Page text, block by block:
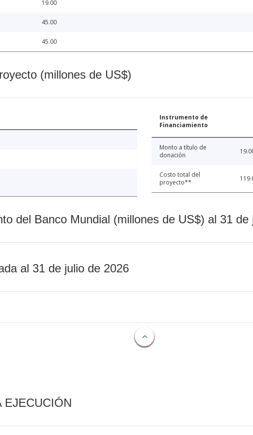
19.00
45.00
45.00
(millones de US$)
Instrumento de
Financiamiento
Monto a título de
donación
Costo total del
proyecto**
del Banco Mundial (millones de US$) al 31 de
al 31 de julio de 2026
EJECUCIÓN